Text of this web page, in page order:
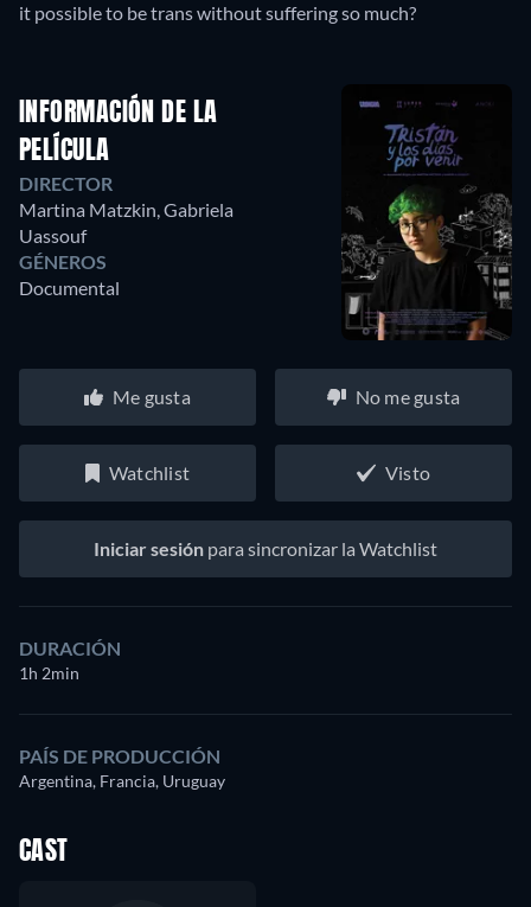
it possible to be trans without suffering so much?
INFORMACIÓN DE LA
PELÍCULA
DIRECTOR
Martina Matzkin,Gabriela
Uassouf
GÉNEROS
Documental
Me gusta No me gusta
Watchlist Visto
Iniciar sesión para sincronizar la Watchlist
DURACIÓN
1h 2min
PAÍS DE PRODUCCIÓN
Argentina, Francia, Uruguay
CAST